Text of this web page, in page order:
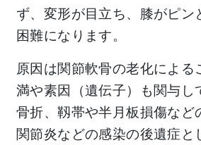
ず、変形が目立ち、膝がピン
困難になります。
原因は関節軟骨の老化による
満や素因（遺伝子）も関与し
骨折、靱帯や半月板損傷など
関節炎などの感染の後遺症と